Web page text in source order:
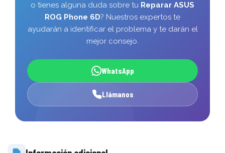
o tienes alguna duda sobre tu Reparar ASUS
ROG Phone 6D? Nuestros expertos te
ayudarán a identificar el problema y te darán el
mejor consejo.
WhatsApp
Llámanos